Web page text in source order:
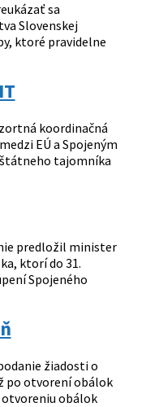
sa
Slovenskej
ktoré pravidelne
koordinačná
EÚ a Spojeným
tajomníka
predložil minister
ktorí do 31.
Spojeného
žiadosti o
po otvorení obálok
otvoreniu obálok